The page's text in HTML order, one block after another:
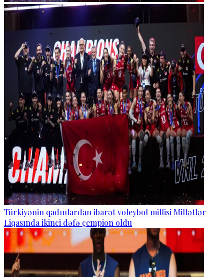
Türkiyənin qadınlardan ibarət voleybol millisi Millətlər
Liqasında ikinci dəfə çempion oldu